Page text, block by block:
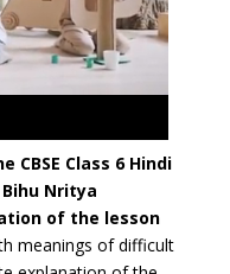
CBSE Class 6 Hindi
Nritya
of the lesson
meanings of difficult